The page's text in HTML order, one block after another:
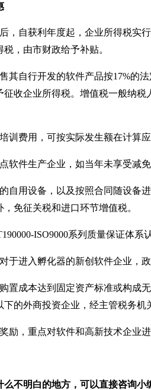
，自获利年度起，企业所得税实行
，由市财政给予补贴。
其自行开发的软件产品按17%的
收企业所得税。增值税一般纳
训费用，可按实际发生额在计算
软件生产企业，如当年未享受减
自用设备，以及按照合同随设
免征关税和进口环节增值税。
ISO9000系列质量保证体系
于进入孵化器的新创软件企业，
置成本达到固定资产标准或构
下的外商投资企业，经主管税务
励，重点对软件和高新技术企业
么不明白的地方，可以直接咨询小